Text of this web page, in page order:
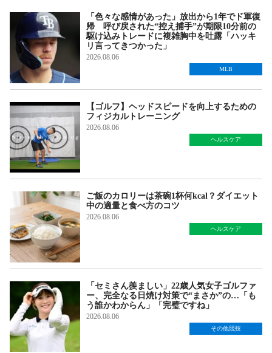
「色々な感情があった」放出から1年でド軍復
帰 呼び戻された“控え捕手”が期限10分前の
駆け込みトレードに複雑胸中を吐露「ハッキ
リ言ってきつかった」
2026.08.06
MLB
【ゴルフ】ヘッドスピードを向上するための
フィジカルトレーニング
2026.08.06
ヘルスケア
ご飯のカロリーは茶碗1杯何kcal？ダイエット
中の適量と食べ方のコツ
2026.08.06
ヘルスケア
「セミさん羨ましい」22歳人気女子ゴルファ
ー、完全なる日焼け対策で“まさか”の…「も
う誰かわからん」「完璧ですね」
2026.08.06
その他競技